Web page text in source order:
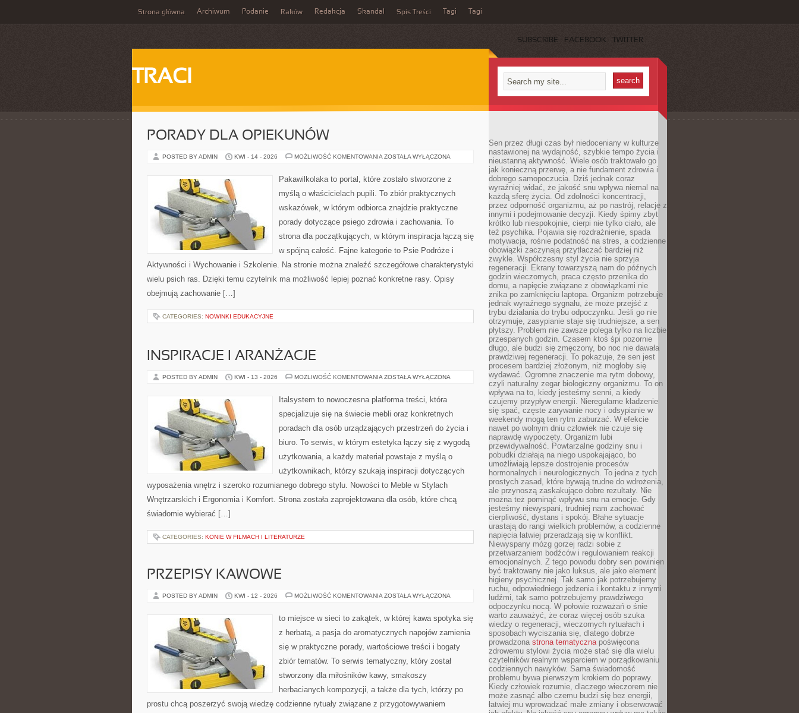
Strona główna Archiwum Podanie Raków Redakcja Skandal Spis Treści Tagi Tagi
SUBSCRIBE FACEBOOK TWITTER
TRACI
PORADY DLA OPIEKUNÓW
POSTED BY ADMIN KWI - 14 - 2026 MOŻLIWOŚĆ KOMENTOWANIA PORADY
ZOSTAŁA WYŁĄCZONA
Pakawilkolaka to portal, które zostało stworzone z
myślą o właścicielach pupili. To zbiór praktycznych
wskazówek, w którym odbiorca znajdzie praktyczne
porady dotyczące psiego zdrowia i zachowania. To
strona dla początkujących, w którym inspiracja łączą się
w spójną całość. Fajne kategorie to Psie Podróże i
Aktywności i Wychowanie i Szkolenie. Na stronie można znaleźć szczegółowe charakterystyki
wielu psich ras. Dzięki temu czytelnik ma możliwość lepiej poznać konkretne rasy. Opisy
obejmują zachowanie […]
CATEGORIES: NOWINKI EDUKACYJNE
INSPIRACJE I ARANŻACJE
POSTED BY ADMIN KWI - 13 - 2026 MOŻLIWOŚĆ KOMENTOWANIA INSPIRACJE
ZOSTAŁA WYŁĄCZONA
Italsystem to nowoczesna platforma treści, która
specjalizuje się na świecie mebli oraz konkretnych
poradach dla osób urządzających przestrzeń do życia i
biuro. To serwis, w którym estetyka łączy się z wygodą
użytkowania, a każdy materiał powstaje z myślą o
użytkownikach, którzy szukają inspiracji dotyczących
wyposażenia wnętrz i szeroko rozumianego dobrego stylu. Nowości to Meble w Stylach
Wnętrzarskich i Ergonomia i Komfort. Strona została zaprojektowana dla osób, które chcą
świadomie wybierać […]
CATEGORIES: KONIE W FILMACH I LITERATURZE
PRZEPISY KAWOWE
POSTED BY ADMIN KWI - 12 - 2026 MOŻLIWOŚĆ KOMENTOWANIA PRZEPISY
ZOSTAŁA WYŁĄCZONA
to miejsce w sieci to zakątek, w której kawa spotyka się
z herbatą, a pasja do aromatycznych napojów zamienia
się w praktyczne porady, wartościowe treści i bogaty
zbiór tematów. To serwis tematyczny, który został
stworzony dla miłośników kawy, smakoszy
herbacianych kompozycji, a także dla tych, którzy po
prostu chcą poszerzyć swoją wiedzę codzienne rytuały związane z przygotowywaniem
Sen przez długi czas był niedoceniany w kulturze
nastawionej na wydajność, szybkie tempo życia i
nieustanną aktywność. Wiele osób traktowało go
jak konieczną przerwę, a nie fundament zdrowia i
dobrego samopoczucia. Dziś jednak coraz
wyraźniej widać, że jakość snu wpływa niemal na
każdą sferę życia. Od zdolności koncentracji,
przez odporność organizmu, aż po nastrój, relacje z
innymi i podejmowanie decyzji. Kiedy śpimy zbyt
krótko lub niespokojnie, cierpi nie tylko ciało, ale
też psychika. Pojawia się rozdrażnienie, spada
motywacja, rośnie podatność na stres, a codzienne
obowiązki zaczynają przytłaczać bardziej niż
zwykle. Współczesny styl życia nie sprzyja
regeneracji. Ekrany towarzyszą nam do późnych
godzin wieczornych, praca często przenika do
domu, a napięcie związane z obowiązkami nie
znika po zamknięciu laptopa. Organizm potrzebuje
jednak wyraźnego sygnału, że może przejść z
trybu działania do trybu odpoczynku. Jeśli go nie
otrzymuje, zasypianie staje się trudniejsze, a sen
płytszy. Problem nie zawsze polega tylko na liczbie
przespanych godzin. Czasem ktoś śpi pozornie
długo, ale budzi się zmęczony, bo noc nie dawała
prawdziwej regeneracji. To pokazuje, że sen jest
procesem bardziej złożonym, niż mogłoby się
wydawać. Ogromne znaczenie ma rytm dobowy,
czyli naturalny zegar biologiczny organizmu. To on
wpływa na to, kiedy jesteśmy senni, a kiedy
czujemy przypływ energii. Nieregularne kładzenie
się spać, częste zarywanie nocy i odsypianie w
weekendy mogą ten rytm zaburzać. W efekcie
nawet po wolnym dniu człowiek nie czuje się
naprawdę wypoczęty. Organizm lubi
przewidywalność. Powtarzalne godziny snu i
pobudki działają na niego uspokajająco, bo
umożliwiają lepsze dostrojenie procesów
hormonalnych i neurologicznych. To jedna z tych
prostych zasad, które bywają trudne do wdrożenia,
ale przynoszą zaskakująco dobre rezultaty. Nie
można też pominąć wpływu snu na emocje. Gdy
jesteśmy niewyspani, trudniej nam zachować
cierpliwość, dystans i spokój. Błahe sytuacje
urastają do rangi wielkich problemów, a codzienne
napięcia łatwiej przeradzają się w konflikt.
Niewyspany mózg gorzej radzi sobie z
przetwarzaniem bodźców i regulowaniem reakcji
emocjonalnych. Z tego powodu dobry sen powinien
być traktowany nie jako luksus, ale jako element
higieny psychicznej. Tak samo jak potrzebujemy
ruchu, odpowiedniego jedzenia i kontaktu z innymi
ludźmi, tak samo potrzebujemy prawdziwego
odpoczynku nocą. W połowie rozważań o śnie
warto zauważyć, że coraz więcej osób szuka
wiedzy o regeneracji, wieczornych rytuałach i
sposobach wyciszania się, dlatego dobrze
prowadzona strona tematycznapoświęcona
zdrowemu stylowi życia może stać się dla wielu
czytelników realnym wsparciem w porządkowaniu
codziennych nawyków. Sama świadomość
problemu bywa pierwszym krokiem do poprawy.
Kiedy człowiek rozumie, dlaczego wieczorem nie
może zasnąć albo czemu budzi się bez energii,
łatwiej mu wprowadzać małe zmiany i obserwować